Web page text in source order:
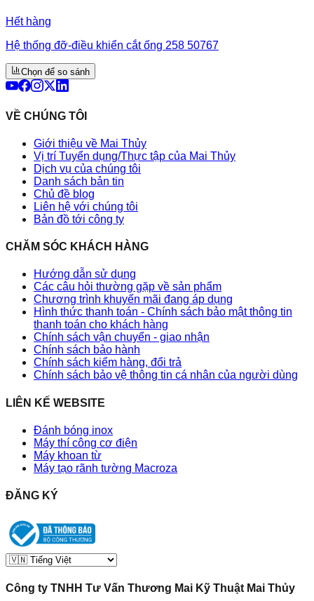
Hết hàng
Hệ thống đỡ-điều khiển cắt ống 258 50767
Chọn để so sánh
VỀ CHÚNG TÔI
Giới thiệu về Mai Thủy
Vị trí Tuyển dụng/Thực tập của Mai Thủy
Dịch vụ của chúng tôi
Danh sách bản tin
Chủ đề blog
Liên hệ với chúng tôi
Bản đồ tới công ty
CHĂM SÓC KHÁCH HÀNG
Hướng dẫn sử dụng
Các câu hỏi thường gặp về sản phẩm
Chương trình khuyến mãi đang áp dụng
Hình thức thanh toán - Chính sách bảo mật thông tin
thanh toán cho khách hàng
Chính sách vận chuyển - giao nhận
Chính sách bảo hành
Chính sách kiểm hàng, đổi trả
Chính sách bảo vệ thông tin cá nhân của người dùng
LIÊN KẾ WEBSITE
Đánh bóng inox
Máy thí công cơ điện
Máy khoan từ
Máy tạo rãnh tường Macroza
ĐĂNG KÝ
Công ty TNHH Tư Vấn Thương Mai Kỹ Thuật Mai Thủy